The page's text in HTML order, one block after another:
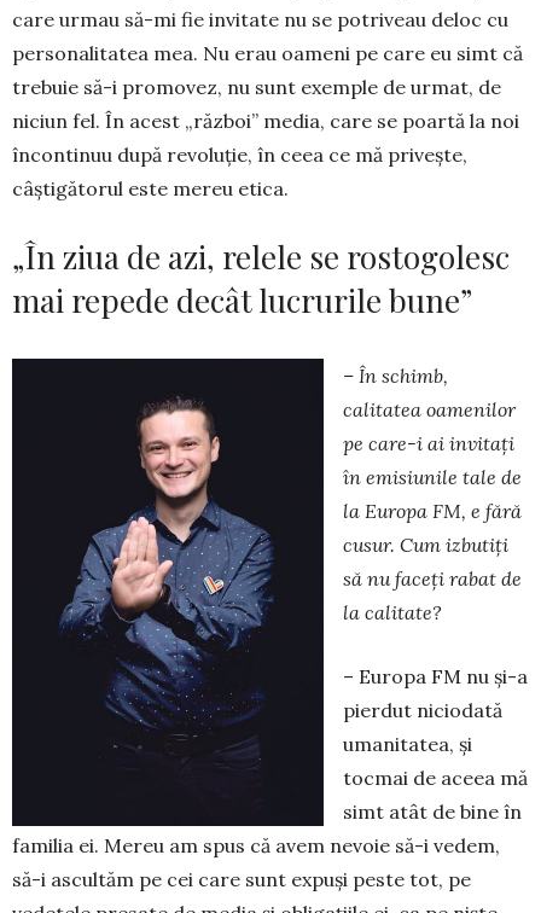
care urmau să-mi fie invitate nu se po­tri­veau deloc cu
personalitatea mea. Nu erau oameni pe care eu simt că
trebuie să-i promovez, nu sunt exemple de urmat, de
niciun fel. În acest „război” me­dia, care se poartă la noi
încontinuu după revo­luţie, în ceea ce mă priveşte,
câştigătorul este mereu etica.
„În ziua de azi, relele se rostogolesc
mai repede decât lucrurile bune”
– În schimb,
calitatea oa­menilor
pe care-i ai invitaţi
în emisiunile tale de
la Eu­ropa FM, e fără
cusur. Cum izbutiți
să nu faceți rabat de
la calitate?
– Europa FM nu şi-a
pier­dut niciodată
umanitatea, şi
tocmai de aceea mă
simt atât de bine în
familia ei. Me­reu am spus că avem nevoie să-i vedem,
să-i ascultăm pe cei care sunt expuşi peste tot, pe